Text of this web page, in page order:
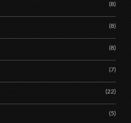
(8)
(8)
(8)
(7)
(22)
(5)